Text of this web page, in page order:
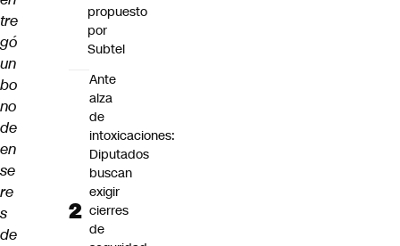
tre
gó
un
bo
no
de
en
se
re
s
de
propuesto
por
Subtel
Ante
alza
de
intoxicaciones:
Diputados
buscan
exigir
cierres
de